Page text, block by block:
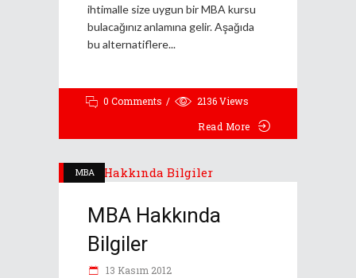
ihtimalle size uygun bir MBA kursu
bulacağınız anlamına gelir. Aşağıda
bu alternatiflere
0 Comments 2136Views
Read More
MBA
MBA Hakkında
Bilgiler
13 Kasım 2012